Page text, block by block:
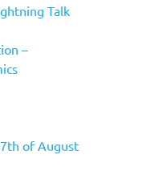
Talk
–
of August